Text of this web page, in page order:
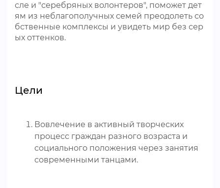
сле и "серебряных волонтеров", поможет дет
ям из неблагополучных семей преодолеть со
бственные комплексы и увидеть мир без сер
ых оттенков.
Цели
Вовлечение в активный творческих
процесс граждан разного возраста и
социального положения через занятия
современными танцами.